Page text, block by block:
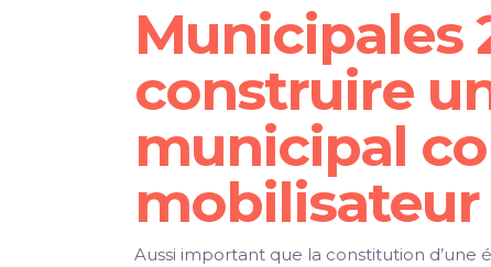
Municipales
construire
municipal
mobilisateur
Aussi important que la constitution d’une